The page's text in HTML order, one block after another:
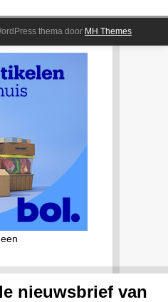
thema door MH Themes
nieuwsbrief van